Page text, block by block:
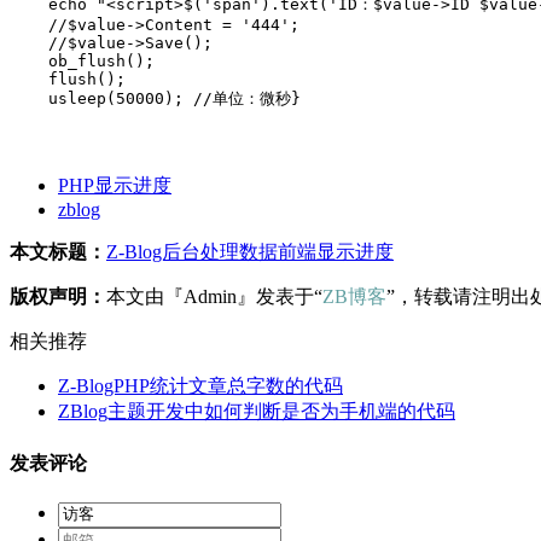
echo "<script>$('span').text('ID：$value->ID
//$value->Content = '444';
//$value->Save();
ob_flush();
flush();
usleep(50000); //单位：微秒}
PHP显示进度
zblog
本文标题： Z-Blog后台处理数据前端显示进度
版权声明： 本文由『Admin』发表于“ZB博客”，转载请注明出
相关推荐
Z-BlogPHP统计文章总字数的代码
ZBlog主题开发中如何判断是否为手机端的代码
发表评论